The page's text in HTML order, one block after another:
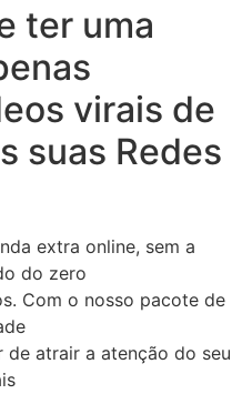
ter uma
virais de
suas Redes
extra online, sem a
do zero
Com o nosso pacote de
atrair a atenção do seu